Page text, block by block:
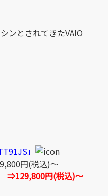
ンとされてきたVAIO
」
円(税込)～
⇒129,800円(税込)～